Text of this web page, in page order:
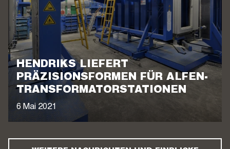
HENDRIKS LIEFERT
PRÄZISIONSFORMEN FÜR ALFEN-
TRANSFORMATORSTATIONEN
6 Mai 2021